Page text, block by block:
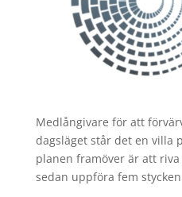
Medlångivare för att
dagsläget står det en villa
planen framöver är att
sedan uppföra fem